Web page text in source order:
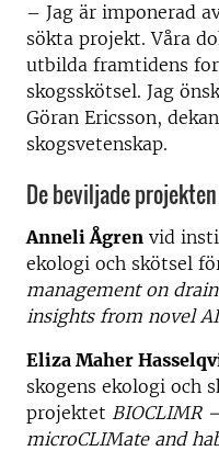
– Jag är imponerad
sökta projekt. Våra
utbilda framtidens
skogsskötsel. Jag
Göran Ericsson,
skogsvetenskap.
De beviljade
Anneli Ågren vid
ekologi och skötsel
management on
insights from novel
Eliza Maher
skogens ekologi och
projektet BIOCLIMR
microCLIMate and